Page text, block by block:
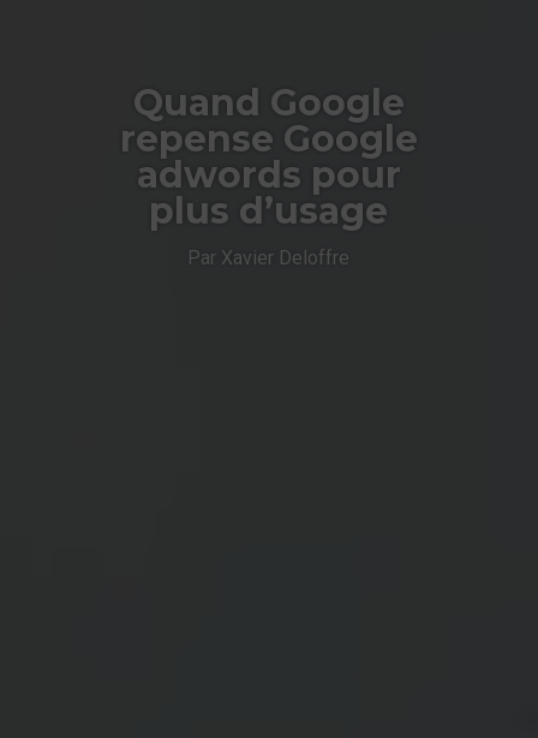
Quand Google
repense Google
adwords pour
plus d’usage
Par Xavier Deloffre